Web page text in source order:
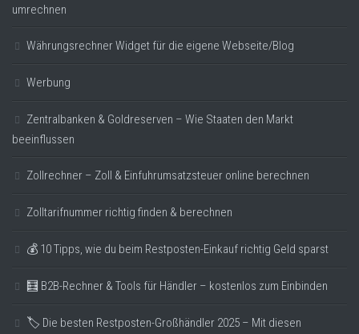
umrechnen
Währungsrechner Widget für die eigene Webseite/Blog
Werbung
Zentralbanken & Goldreserven – Wie Staaten den Markt
beeinflussen
Zollrechner – Zoll & Einfuhrumsatzsteuer online berechnen
Zolltarifnummer richtig finden & berechnen
💰 10 Tipps, wie du beim Restposten-Einkauf richtig Geld sparst
🧮 B2B-Rechner & Tools für Händler – kostenlos zum Einbinden
🏷️ Die besten Restposten-Großhändler 2025 – Mit diesen